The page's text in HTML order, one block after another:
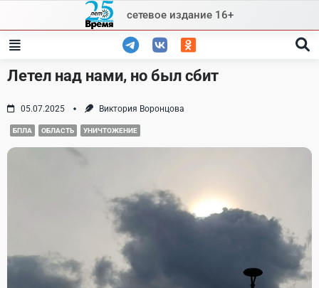
content
сетевое издание 16+
Летел над нами, но был сбит
05.07.2025 Виктория Воронцова
БПЛА ОБЛАСТЬ УНИЧТОЖЕНИЕ